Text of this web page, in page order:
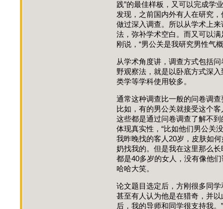
践”的最佳样板，又可以完成学
发现，之前国内外有人在研究
做过深入调查。所以从学术上
法，弥补学术空白。而又可以
刚说，“男公关是我研究男性气
从学术角度讲，调查方式包括
野观察法，就是以卧底方式深
类学等学科使用较多。
通常这种调查比一般的问卷调
比如，有的男公关就接受这个
这些都是通过问卷调查了解不
体现真实性，“比如他们男公关
我昨晚找的客人20岁，皮肤如
奶找我的。但是我在这里那么
都是40多岁的女人，没有像他
哈哈大笑。
论文题目选定后，方刚很多同
甚至有人认为他是在猎奇，并
后，我的导师和同学很支持我。